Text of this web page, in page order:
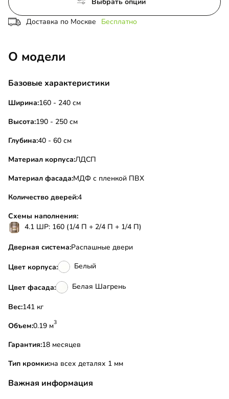
Доставка по Москве Бесплатно
О модели
Базовые характеристики
Ширина:160 - 240 см
Высота:190 - 250 см
Глубина:40 - 60 см
Материал корпуса:ЛДСП
Материал фасада:МДФ с пленкой ПВХ
Количество дверей:4
Схемы наполнения:
4.1 ШР: 160 (1/4 П + 2/4 П + 1/4 П)
Дверная система:Распашные двери
Цвет корпуса: Белый
Цвет фасада: Белая Шагрень
Вес:
141 кг
Объем:
0.19 м3
Гарантия:18 месяцев
Тип кромки:на всех деталях 1 мм
Важная информация